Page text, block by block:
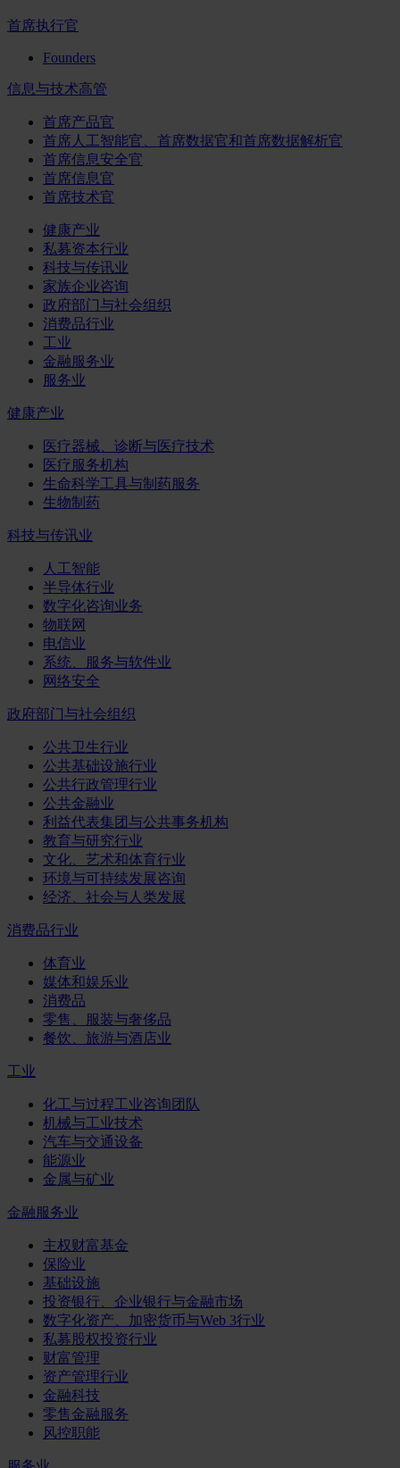
首席执行官
Founders
信息与技术高管
首席产品官
首席人工智能官、首席数据官和首席数据解析官
首席信息安全官
首席信息官
首席技术官
健康产业
私募资本行业
科技与传讯业
家族企业咨询
政府部门与社会组织
消费品行业
工业
金融服务业
服务业
健康产业
医疗器械、诊断与医疗技术
医疗服务机构
生命科学工具与制药服务
生物制药
科技与传讯业
人工智能
半导体行业
数字化咨询业务
物联网
电信业
系统、服务与软件业
网络安全
政府部门与社会组织
公共卫生行业
公共基础设施行业
公共行政管理行业
公共金融业
利益代表集团与公共事务机构
教育与研究行业
文化、艺术和体育行业
环境与可持续发展咨询
经济、社会与人类发展
消费品行业
体育业
媒体和娱乐业
消费品
零售、服装与奢侈品
餐饮、旅游与酒店业
工业
化工与过程工业咨询团队
机械与工业技术
汽车与交通设备
能源业
金属与矿业
金融服务业
主权财富基金
保险业
基础设施
投资银行、企业银行与金融市场
数字化资产、加密货币与Web 3行业
私募股权投资行业
财富管理
资产管理行业
金融科技
零售金融服务
风控职能